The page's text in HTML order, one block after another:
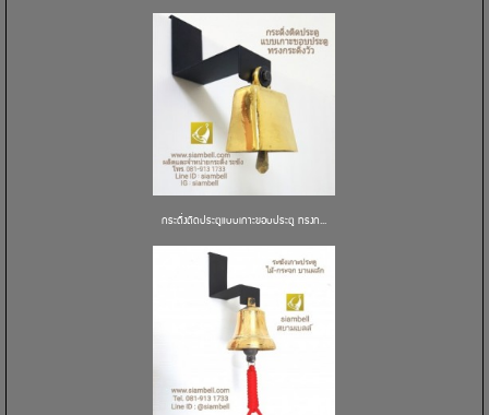
กระดิ่งติดประตูแบบเกาะขอบประตู ทรงก...